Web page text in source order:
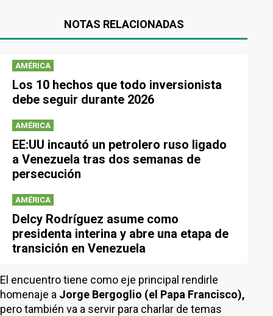
NOTAS RELACIONADAS
AMÉRICA
Los 10 hechos que todo inversionista
debe seguir durante 2026
AMÉRICA
EE:UU incautó un petrolero ruso ligado
a Venezuela tras dos semanas de
persecución
AMÉRICA
Delcy Rodríguez asume como
presidenta interina y abre una etapa de
transición en Venezuela
El encuentro tiene como eje principal rendirle
homenaje a Jorge Bergoglio (el Papa Francisco),
pero también va a servir para charlar de temas